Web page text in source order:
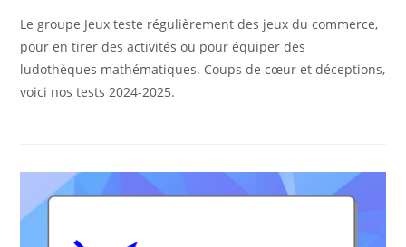
Le groupe Jeux teste régulièrement des jeux du commerce,
pour en tirer des activités ou pour équiper des
ludothèques mathématiques. Coups de cœur et déceptions,
voici nos tests 2024-2025.